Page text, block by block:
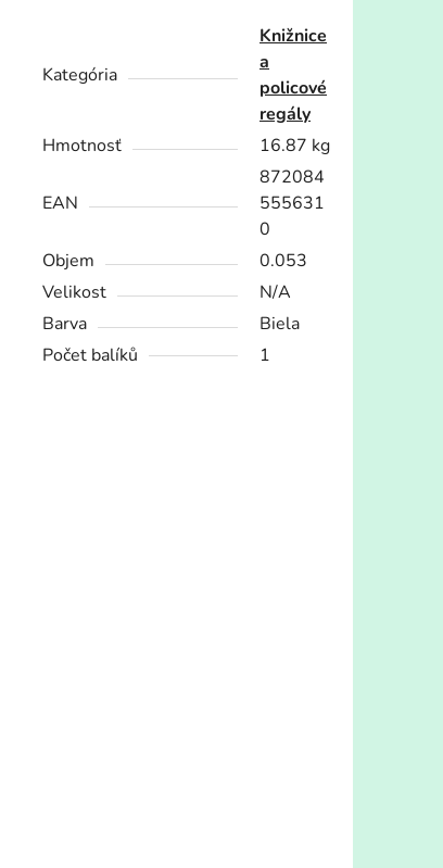
Kategória
Knižnice
a
policové
regály
Hmotnosť
16.87 kg
EAN
872084
555631
0
Objem
0.053
Velikost
N/A
Barva
Biela
Počet balíků
1